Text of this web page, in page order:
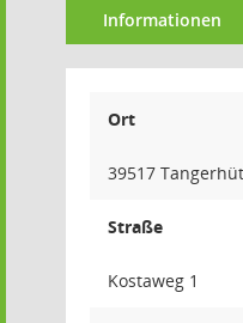
Informationen
Ort
39517
Straße
Kostaweg 1